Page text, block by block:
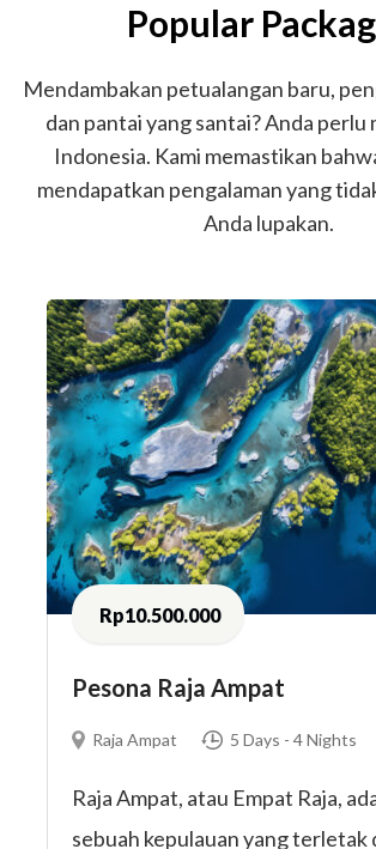
Popular
Mendambakan petualangan baru,
dan pantai yang santai? Anda perlu
Indonesia. Kami memastikan
mendapatkan pengalaman yang
Anda lupakan.
Rp10.500.000
Pesona Raja Ampat
Raja Ampat 5 Days - 4 Nights
Raja Ampat, atau Empat Raja,
sebuah kepulauan yang terletak